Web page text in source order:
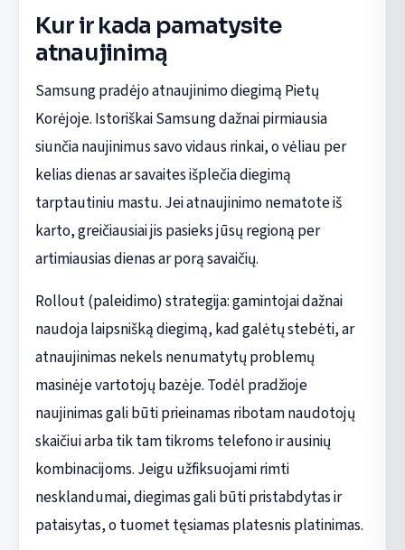
Kur ir kada pamatysite
atnaujinimą
Samsung pradėjo atnaujinimo diegimą Pietų
Korėjoje. Istoriškai Samsung dažnai pirmiausia
siunčia naujinimus savo vidaus rinkai, o vėliau per
kelias dienas ar savaites išplečia diegimą
tarptautiniu mastu. Jei atnaujinimo nematote iš
karto, greičiausiai jis pasieks jūsų regioną per
artimiausias dienas ar porą savaičių.
Rollout (paleidimo) strategija: gamintojai dažnai
naudoja laipsnišką diegimą, kad galėtų stebėti, ar
atnaujinimas nekels nenumatytų problemų
masinėje vartotojų bazėje. Todėl pradžioje
naujinimas gali būti prieinamas ribotam naudotojų
skaičiui arba tik tam tikroms telefono ir ausinių
kombinacijoms. Jeigu užfiksuojami rimti
nesklandumai, diegimas gali būti pristabdytas ir
pataisytas, o tuomet tęsiamas platesnis platinimas.